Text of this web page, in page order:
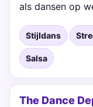
als dansen op
Stijldans
Salsa
The Dance